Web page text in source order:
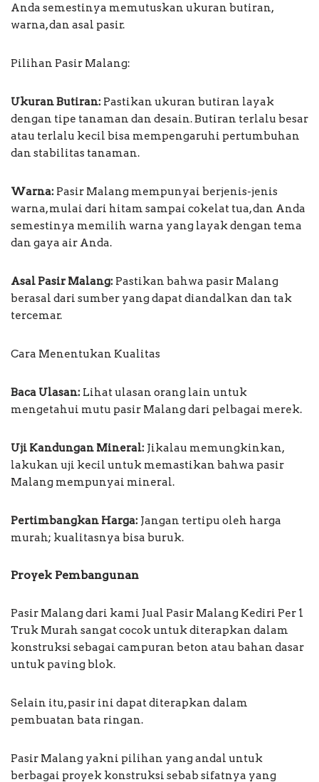
Anda semestinya memutuskan ukuran butiran,
warna, dan asal pasir.
Pilihan Pasir Malang:
Ukuran Butiran: Pastikan ukuran butiran layak
dengan tipe tanaman dan desain. Butiran terlalu besar
atau terlalu kecil bisa mempengaruhi pertumbuhan
dan stabilitas tanaman.
Warna: Pasir Malang mempunyai berjenis-jenis
warna, mulai dari hitam sampai cokelat tua, dan Anda
semestinya memilih warna yang layak dengan tema
dan gaya air Anda.
Asal Pasir Malang: Pastikan bahwa pasir Malang
berasal dari sumber yang dapat diandalkan dan tak
tercemar.
Cara Menentukan Kualitas
Baca Ulasan: Lihat ulasan orang lain untuk
mengetahui mutu pasir Malang dari pelbagai merek.
Uji Kandungan Mineral: Jikalau memungkinkan,
lakukan uji kecil untuk memastikan bahwa pasir
Malang mempunyai mineral.
Pertimbangkan Harga: Jangan tertipu oleh harga
murah; kualitasnya bisa buruk.
Proyek Pembangunan
Pasir Malang dari kami Jual Pasir Malang Kediri Per 1
Truk Murah sangat cocok untuk diterapkan dalam
konstruksi sebagai campuran beton atau bahan dasar
untuk paving blok.
Selain itu, pasir ini dapat diterapkan dalam
pembuatan bata ringan.
Pasir Malang yakni pilihan yang andal untuk
berbagai proyek konstruksi sebab sifatnya yang